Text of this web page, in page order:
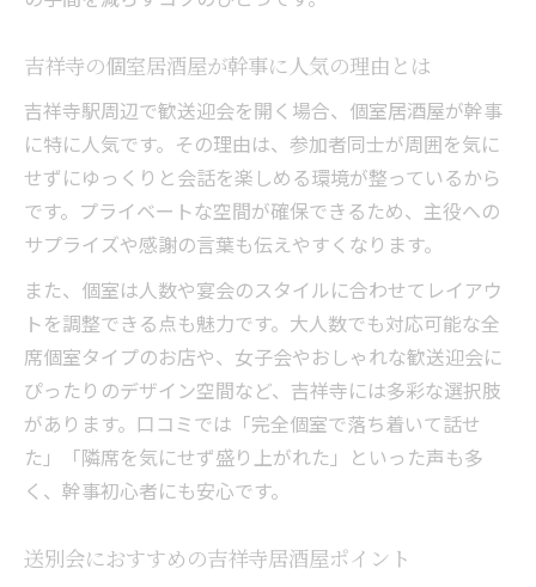
吉祥寺でプライベート感ある個室の探し方
女子会用個室居酒屋が歓送迎会にも最適な
理由
雰囲気抜群の個室居酒屋を賢く予約する方
法
送別会で活躍する個室居酒屋の選定ポイン
飲み放題無制限で盛り上がる宴会の楽しみ方
無制限飲み放題で歓送迎会を満喫するコツ
吉祥寺居酒屋で飲み放題宴会を楽しむ方法
飲み放題付個室居酒屋の選び方と活用術
時間無制限飲み放題が幹事に嬉しい理由
歓送迎会で人気の飲み放題プラン活用法
落ち着いた全席個室が集いに最適な理由
吉祥寺の個室居酒屋が幹事に人気の理由とは
吉祥寺駅周辺で歓送迎会を開く場合、個室居酒屋が幹事
に特に人気です。その理由は、参加者同士が周囲を気に
せずにゆっくりと会話を楽しめる環境が整っているから
です。プライベートな空間が確保できるため、主役への
サプライズや感謝の言葉も伝えやすくなります。
また、個室は人数や宴会のスタイルに合わせてレイアウ
トを調整できる点も魅力です。大人数でも対応可能な全
席個室タイプのお店や、女子会やおしゃれな歓送迎会に
ぴったりのデザイン空間など、吉祥寺には多彩な選択肢
があります。口コミでは「完全個室で落ち着いて話せ
た」「隣席を気にせず盛り上がれた」といった声も多
く、幹事初心者にも安心です。
送別会におすすめの吉祥寺居酒屋ポイント